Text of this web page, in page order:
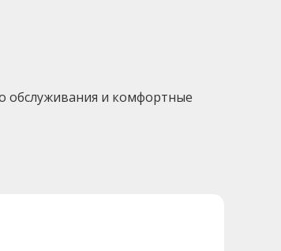
обслуживания и комфортные